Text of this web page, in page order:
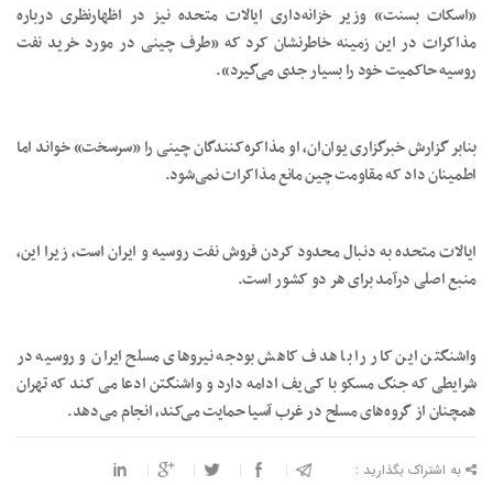
«اسکات بسنت» وزیر خزانه‌داری ایالات متحده نیز در اظهارنظری درباره
مذاکرات در این زمینه خاطرنشان کرد که «طرف چینی در مورد خرید نفت
روسیه حاکمیت خود را بسیار جدی می‌گیرد».
بنابر گزارش خبرگزاری یوان‌ان، او مذاکره‌کنندگان چینی را «سرسخت» خواند اما
اطمینان داد که مقاومت چین مانع مذاکرات نمی‌شود.
ایالات متحده به دنبال محدود کردن فروش نفت روسیه و ایران است، زیرا این،
منبع اصلی درآمد برای هر دو کشور است.
واشنگتن این کار را با هدف کاهش بودجه نیروهای مسلح ایران و روسیه در
شرایطی که جنگ مسکو با کی‌یف ادامه دارد و واشنگتن ادعا می کند که تهران
همچنان از گروه‌های مسلح در غرب آسیا حمایت می‌کند، انجام می‌دهد.
به اشتراک بگذارید :